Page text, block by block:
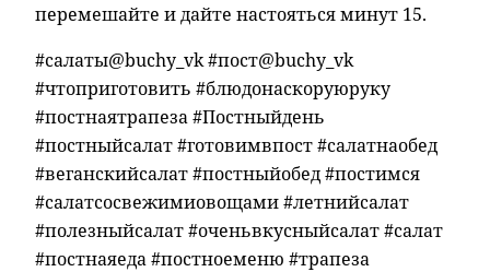
перемешайте и дайте настояться минут 15.
#салаты@buchy_vk #пост@buchy_vk
#чтоприготовить #блюдонаскоруюруку
#постнаятрапеза #Постныйдень
#постныйсалат #готовимвпост #салатнаобед
#веганскийсалат #постныйобед #постимся
#салатсосвежимиовощами #летнийсалат
#полезныйсалат #оченьвкусныйсалат #салат
#постнаяеда #постноеменю #трапеза